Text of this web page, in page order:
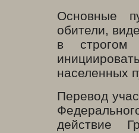
Основные
обители,
в строгом
населенных
Перевод
действие